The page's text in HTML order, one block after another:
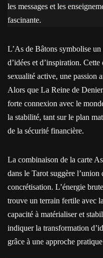
les messages et les
fascinante.
L’As de Bâtons symbolise
d’idées et d’inspiration.
sexualité active, une passion
Alors que La Reine de
forte connexion avec le
la stabilité, tant sur le plan
de la sécurité financière.
La combinaison de la carte
dans le Tarot suggère l’union
concrétisation. L’énergie
trouve un terrain fertile avec
capacité à matérialiser et
indiquer la transformation
grâce à une approche